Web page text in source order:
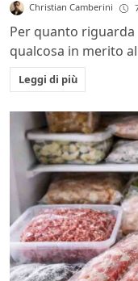
Christian Camberini
Per quanto riguarda
qualcosa in merito
Leggi di più